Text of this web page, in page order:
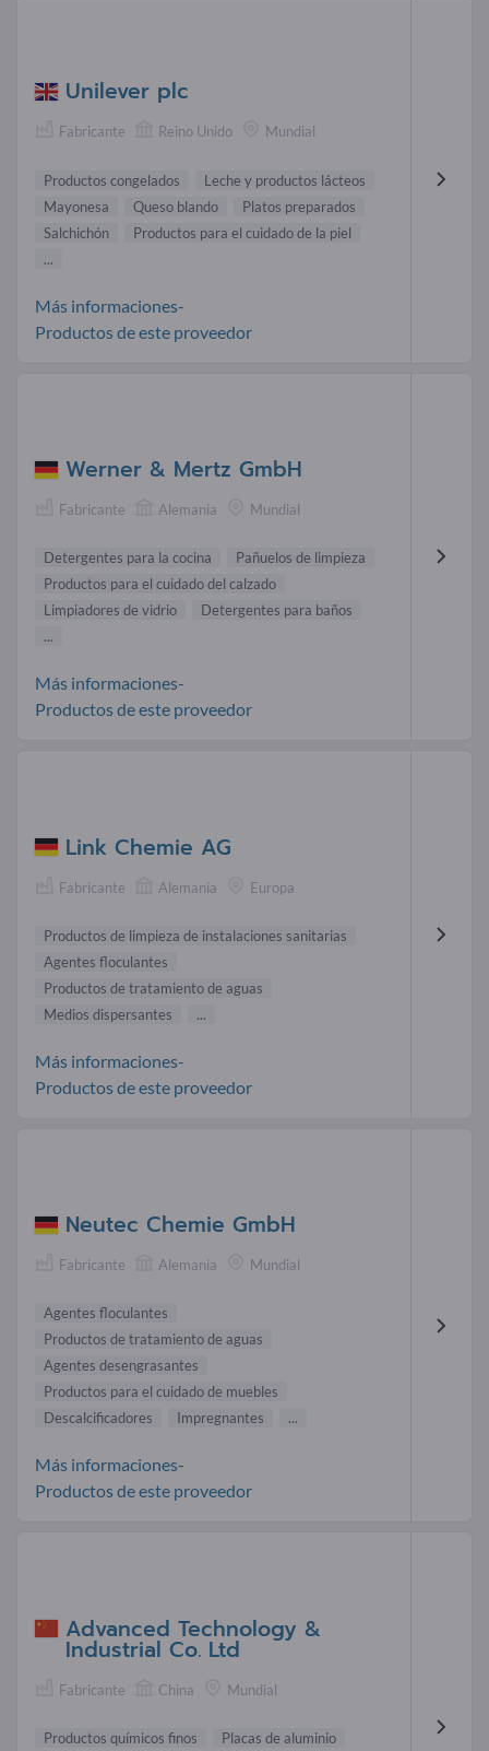
Unilever plc
Fabricante Reino Unido Mundial
Productos congelados
Leche y productos lácteos
Mayonesa
Queso blando
Platos preparados
Salchichón
Productos para el cuidado de la piel
...
Más informaciones-
Productos de este proveedor
Werner & Mertz GmbH
Fabricante Alemania Mundial
Detergentes para la cocina
Pañuelos de limpieza
Productos para el cuidado del calzado
Limpiadores de vidrio
Detergentes para baños
...
Más informaciones-
Productos de este proveedor
Link Chemie AG
Fabricante Alemania Europa
Productos de limpieza de instalaciones sanitarias
Agentes floculantes
Productos de tratamiento de aguas
Medios dispersantes
...
Más informaciones-
Productos de este proveedor
Neutec Chemie GmbH
Fabricante Alemania Mundial
Agentes floculantes
Productos de tratamiento de aguas
Agentes desengrasantes
Productos para el cuidado de muebles
Descalcificadores
Impregnantes ...
Más informaciones-
Productos de este proveedor
Advanced Technology &
Industrial Co. Ltd
Fabricante China Mundial
Productos químicos finos Placas de aluminio